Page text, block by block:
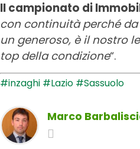
Il campionato di
con continuità perché
un generoso, è il nostro
top della condizione“.
#inzaghi #Lazio #Sassuolo
Marco